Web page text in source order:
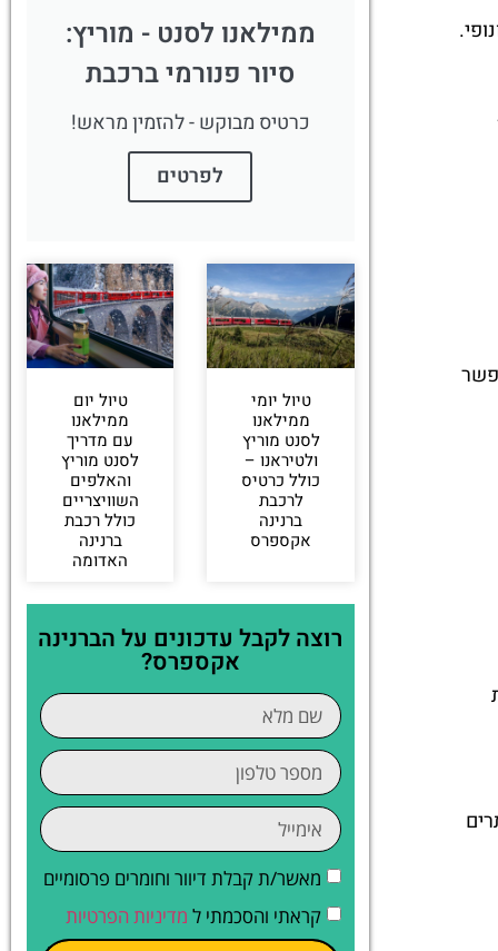
15 מעלות. זה מאפשר
ממילאנו לסנט - מוריץ:
סיור פנורמי ברכבת
כרטיס מבוקש - להזמין מראש!
לפרטים
טיול יומי
ממילאנו
לסנט מוריץ
ולטיראנו –
כולל כרטיס
לרכבת
ברנינה
אקספרס
טיול יום
ממילאנו
עם מדריך
לסנט מוריץ
והאלפים
השוויצריים
כולל רכבת
ברנינה
האדומה
רוצה לקבל עדכונים על הברנינה
אקספרס?
מאשר/ת קבלת דיוור וחומרים פרסומיים
קראתי והסכמתי ל מדיניות הפרטיות